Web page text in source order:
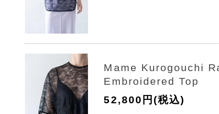
Mame Kurogouchi
Embroidered Top
52,800円(税込)